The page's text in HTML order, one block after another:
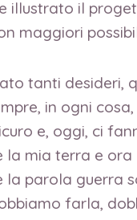
illustrato il
maggiori
tanti desideri,
in ogni
e, oggi, ci
la mia terra e ora
la parola guerra
farla,